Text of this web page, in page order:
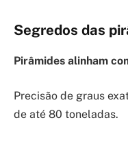
Segredos das
Pirâmides alinham
Precisão de graus
de até 80 toneladas.